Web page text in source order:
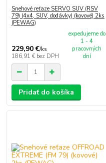
Snehové reťaze SERVO SUV (RSV
79) (4x4, SUV, dodávky) (kovové) 2ks
(PEWAG)
229,90 €/ks
186,91 € bez DPH
expedujeme do
1 - 4
pracovných
dní
Pridať do košíka